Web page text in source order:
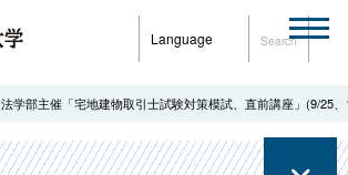
Language Search
法学部主催「宅地建物取引士試験対策模試、直前講座」(9/25